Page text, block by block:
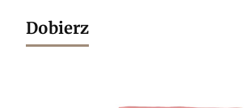
Dobierz